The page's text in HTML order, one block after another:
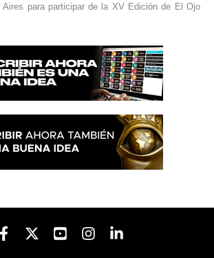
Aires para participar de la XV Edición de El Ojo